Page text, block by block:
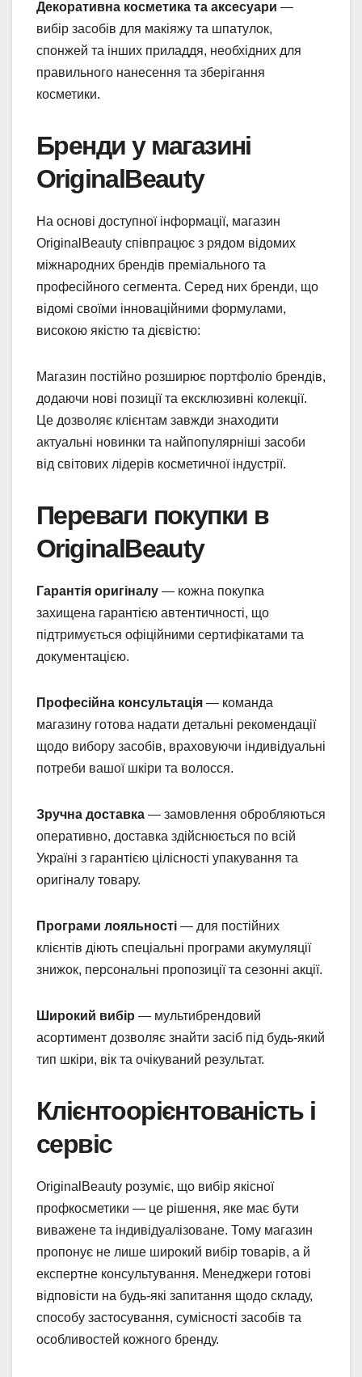
Декоративна косметика та аксесуари —
вибір засобів для макіяжу та шпатулок,
спонжей та інших приладдя, необхідних для
правильного нанесення та зберігання
косметики.
Бренди у магазині
OriginalBeauty
На основі доступної інформації, магазин
OriginalBeauty співпрацює з рядом відомих
міжнародних брендів преміального та
професійного сегмента. Серед них бренди, що
відомі своїми інноваційними формулами,
високою якістю та дієвістю:
Магазин постійно розширює портфоліо брендів,
додаючи нові позиції та ексклюзивні колекції.
Це дозволяє клієнтам завжди знаходити
актуальні новинки та найпопулярніші засоби
від світових лідерів косметичної індустрії.
Переваги покупки в
OriginalBeauty
Гарантія оригіналу — кожна покупка
захищена гарантією автентичності, що
підтримується офіційними сертифікатами та
документацією.
Професійна консультація — команда
магазину готова надати детальні рекомендації
щодо вибору засобів, враховуючи індивідуальні
потреби вашої шкіри та волосся.
Зручна доставка — замовлення обробляються
оперативно, доставка здійснюється по всій
Україні з гарантією цілісності упакування та
оригіналу товару.
Програми лояльності — для постійних
клієнтів діють спеціальні програми акумуляції
знижок, персональні пропозиції та сезонні акції.
Широкий вибір — мультибрендовий
асортимент дозволяє знайти засіб під будь-який
тип шкіри, вік та очікуваний результат.
Клієнтоорієнтованість і
сервіс
OriginalBeauty розуміє, що вибір якісної
профкосметики — це рішення, яке має бути
виважене та індивідуалізоване. Тому магазин
пропонує не лише широкий вибір товарів, а й
експертне консультування. Менеджери готові
відповісти на будь-які запитання щодо складу,
способу застосування, сумісності засобів та
особливостей кожного бренду.